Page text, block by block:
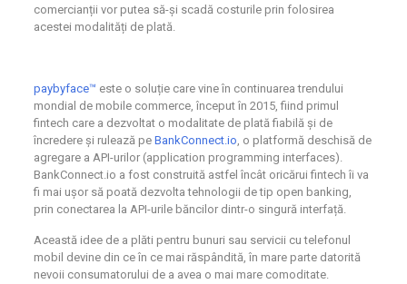
comercianții vor putea să-și scadă costurile prin folosirea
acestei modalități de plată.
paybyface™ este o soluție care vine în continuarea trendului
mondial de mobile commerce, început în 2015, fiind primul
fintech care a dezvoltat o modalitate de plată fiabilă și de
încredere și rulează pe BankConnect.io, o platformă deschisă de
agregare a API-urilor (application programming interfaces).
BankConnect.io a fost construită astfel încât oricărui fintech îi va
fi mai ușor să poată dezvolta tehnologii de tip open banking,
prin conectarea la API-urile băncilor dintr-o singură interfață.
Această idee de a plăti pentru bunuri sau servicii cu telefonul
mobil devine din ce în ce mai răspândită, în mare parte datorită
nevoii consumatorului de a avea o mai mare comoditate.